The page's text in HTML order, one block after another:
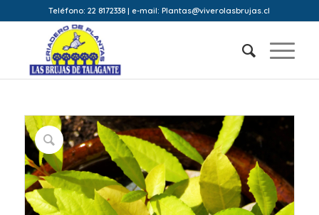
Teléfono: 22 8172338 | e-mail: Plantas@viverolasbrujas.cl